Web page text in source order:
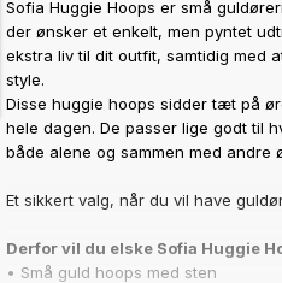
Sofia Huggie Hoops er små
der ønsker et enkelt, men pyntet
ekstra liv til dit outfit, samtidig med
style.
Disse huggie hoops sidder tæt på
hele dagen. De passer lige godt til
både alene og sammen med andre
Et sikkert valg, når du vil have
Derfor vil du elske Sofia Huggie
• Små guld hoops med sten